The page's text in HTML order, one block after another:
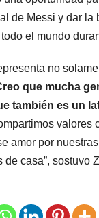
de Messi y dar la
el mundo
no
que mucha
también es un
valores
amor por
de casa”, sostuvo